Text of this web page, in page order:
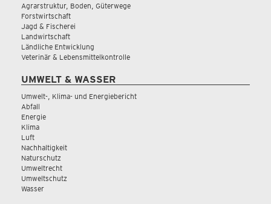
Agrarstruktur, Boden, Güterwege
Forstwirtschaft
Jagd & Fischerei
Landwirtschaft
Ländliche Entwicklung
Veterinär & Lebensmittelkontrolle
UMWELT & WASSER
Umwelt-, Klima- und Energiebericht
Abfall
Energie
Klima
Luft
Nachhaltigkeit
Naturschutz
Umweltrecht
Umweltschutz
Wasser